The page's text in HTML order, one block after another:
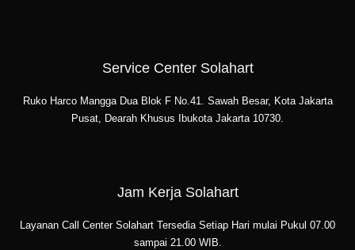
Service Center Solahart
Ruko Harco Mangga Dua Blok F No.41. Sawah Besar, Kota Jakarta
Pusat, Dearah Khusus Ibukota Jakarta 10730.
Jam Kerja Solahart
Layanan Call Center Solahart Tersedia Setiap Hari mulai Pukul 07.00
sampai 21.00 WIB.